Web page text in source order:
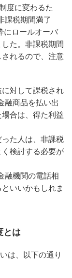
度に変わるた
課税期間満了
にロールオーバ
た。非課税期間
れるので、注意
対して課税され
融商品を払い出
合は、得た利益
た人は、非課税
検討する必要が
融機関の電話相
いいかもしれま
とは
は、以下の通り